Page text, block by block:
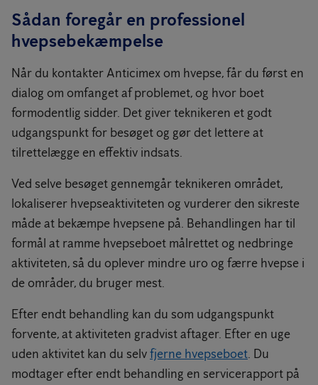
Sådan foregår en professionel
hvepsebekæmpelse
Når du kontakter Anticimex om hvepse, får du først en
dialog om omfanget af problemet, og hvor boet
formodentlig sidder. Det giver teknikeren et godt
udgangspunkt for besøget og gør det lettere at
tilrettelægge en effektiv indsats.
Ved selve besøget gennemgår teknikeren området,
lokaliserer hvepseaktiviteten og vurderer den sikreste
måde at bekæmpe hvepsene på. Behandlingen har til
formål at ramme hvepseboet målrettet og nedbringe
aktiviteten, så du oplever mindre uro og færre hvepse i
de områder, du bruger mest.
Efter endt behandling kan du som udgangspunkt
forvente, at aktiviteten gradvist aftager. Efter en uge
uden aktivitet kan du selvfjerne hvepseboet. Du
modtager efter endt behandling en servicerapport på